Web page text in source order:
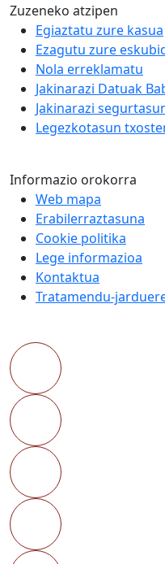
Zuzeneko atzipen
Egiaztatu zure kasua
Ezagutu zure
Nola erreklamatu
Jakinarazi Datuak
Jakinarazi
Legezkotasun
Informazio orokorra
Web mapa
Erabilerraztasuna
Cookie politika
Lege informazioa
Kontaktua
Tratamendu-